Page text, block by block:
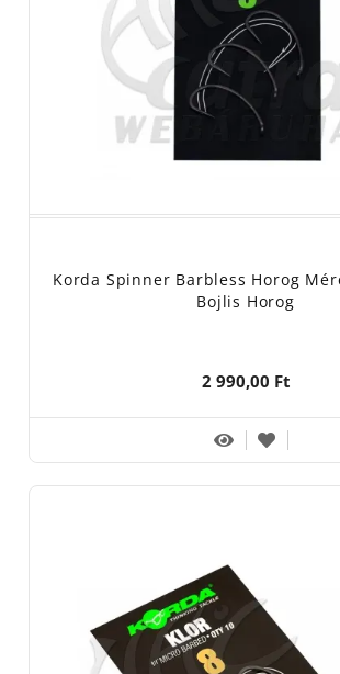
Korda Spinner Barbless Horog
Bojlis Horog
2 990,00 Ft